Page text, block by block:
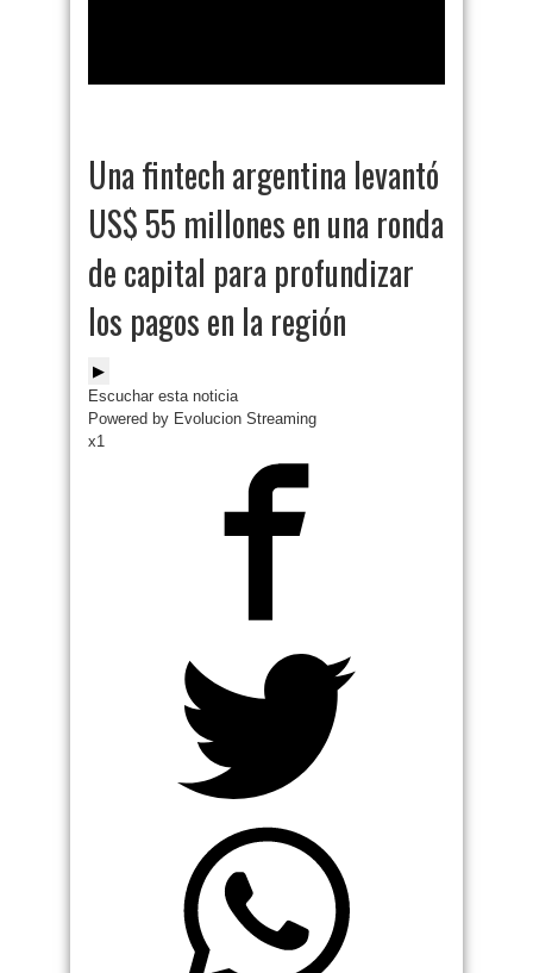
Una fintech argentina levantó
US$ 55 millones en una ronda
de capital para profundizar
los pagos en la región
▶
Escuchar esta noticia
Powered by Evolucion Streaming
x1